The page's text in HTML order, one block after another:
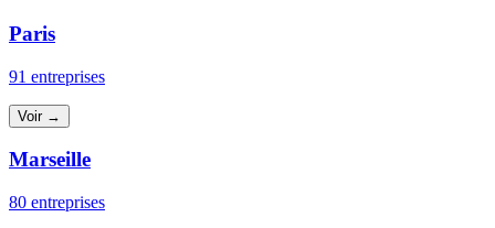
Paris
91 entreprises
Voir →
Marseille
80 entreprises